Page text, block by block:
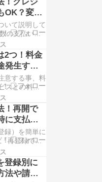
配信サービ
迷ってい ...
ニアックス
OK？変更
いて説明して
の支払い方
またクレジ
登録するこ
の支払い方
マニアッ
2つ！料金
発生する
意する事、料
スとの料金
す。 Paravi
には2つのプ
。 ベーシ ...
ニアックス
！再開で
に支払い
録）を簡単に
再登録でき
再登録する
ることはで
削除された
法は ...
登録別に
法や請求